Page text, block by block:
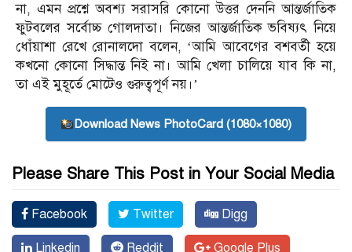
না, এমন প্রশ্নে অবশ্য সরাসরি কোনো উত্তর দেননি আন্তর্জাতিক
ফুটবলের সর্বোচ্চ গোলদাতা। নিজের আন্তর্জাতিক ভবিষ্যৎ নিয়ে
ধোঁয়াশা রেখে রোনালদো বলেন, ‘আমি আবেগের বশবর্তী হয়ে
কখনো কোনো সিদ্ধান্ত নিই না। আমি খেলা চালিয়ে যাব কি না,
তা এই মুহূর্তে মোটেও গুরুত্বপূর্ণ নয়।’
Download News PhotoCard (1080×1080)
Please Share This Post in Your Social Media
Facebook Twitter Digg
Linkedin Reddit Google Plus